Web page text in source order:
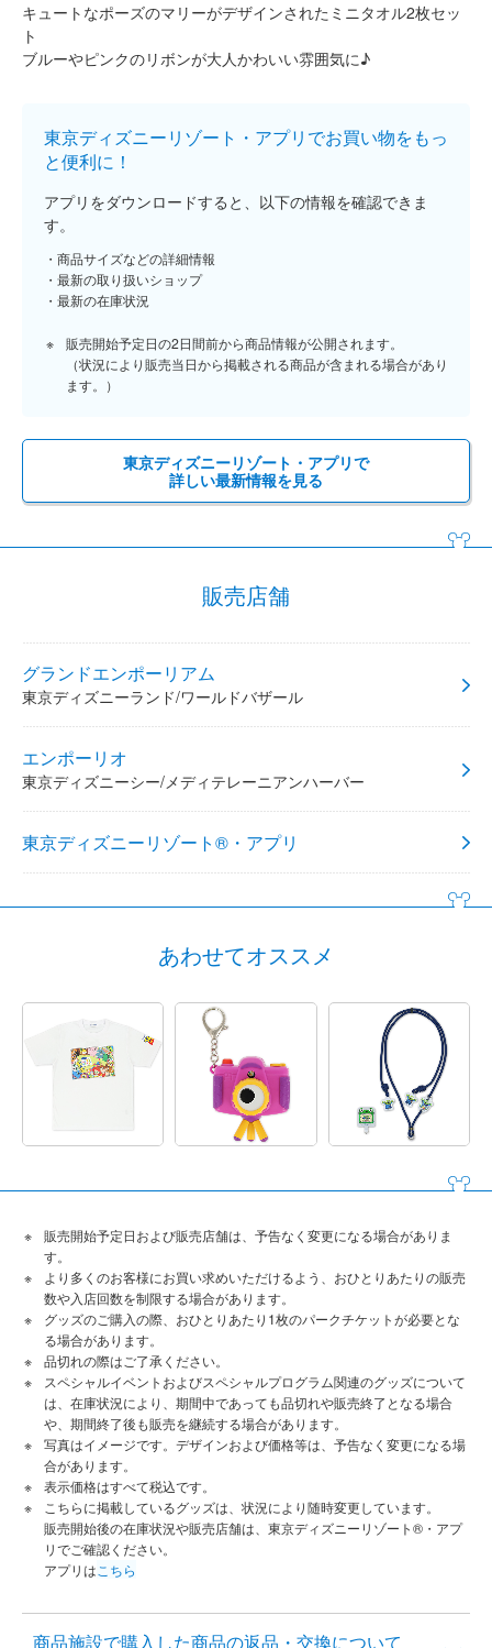
キュートなポーズのマリーがデザインされたミニタオル2枚セッ
ト
ブルーやピンクのリボンが大人かわいい雰囲気に♪
東京ディズニーリゾート・アプリでお買い物をもっ
と便利に！
アプリをダウンロードすると、以下の情報を確認できま
す。
商品サイズなどの詳細情報
最新の取り扱いショップ
最新の在庫状況
販売開始予定日の2日間前から商品情報が公開されます。
（状況により販売当日から掲載される商品が含まれる場合があり
ます。）
東京ディズニーリゾート・アプリで
詳しい最新情報を見る
販売店舗
グランドエンポーリアム
東京ディズニーランド/ワールドバザール
エンポーリオ
東京ディズニーシー/メディテレーニアンハーバー
東京ディズニーリゾート®・アプリ
あわせてオススメ
販売開始予定日および販売店舗は、予告なく変更になる場合がありま
す。
より多くのお客様にお買い求めいただけるよう、おひとりあたりの販売
数や入店回数を制限する場合があります。
グッズのご購入の際、おひとりあたり1枚のパークチケットが必要とな
る場合があります。
品切れの際はご了承ください。
スペシャルイベントおよびスペシャルプログラム関連のグッズについて
は、在庫状況により、期間中であっても品切れや販売終了となる場合
や、期間終了後も販売を継続する場合があります。
写真はイメージです。デザインおよび価格等は、予告なく変更になる場
合があります。
表示価格はすべて税込です。
こちらに掲載しているグッズは、状況により随時変更しています。
販売開始後の在庫状況や販売店舗は、東京ディズニーリゾート®・アプ
リでご確認ください。
アプリは こちら
商品施設で購入した商品の返品・交換について